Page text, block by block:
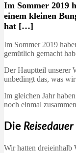
Im Sommer 2019
einem kleinen
hat […]
Im Sommer 2019
gemütlich gemacht
Der Hauptteil unserer
unbedingt das, was
Im gleichen Jahr
noch einmal
Die Reisedauer
Wir hatten dreieinhalb